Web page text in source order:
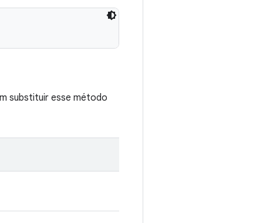
substituir esse método